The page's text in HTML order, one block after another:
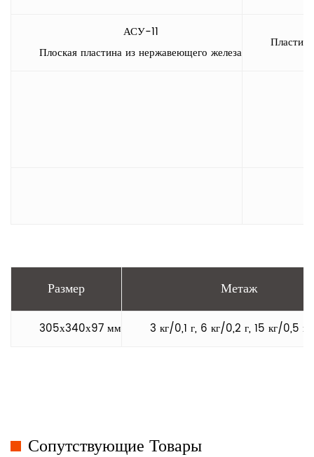
АСУ-11
Плоская пластина из нержавеющего железа
Размер Метаж
305х340х97 мм 3 кг/0,1 г, 6 кг/0,2 г, 15 кг/0,5 г,
Сопутствующие Товары